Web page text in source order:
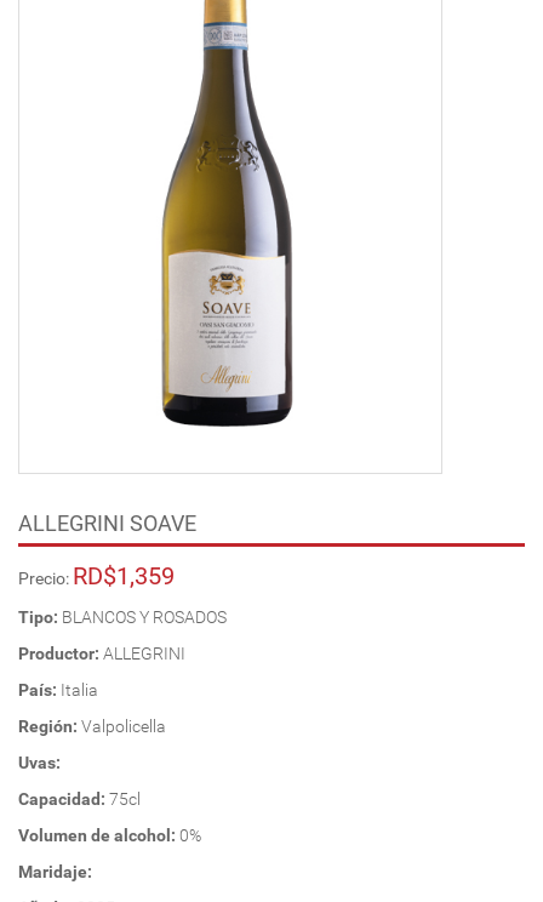
ALLEGRINI SOAVE
Precio: RD$1,359
Tipo: BLANCOS Y ROSADOS
Productor: ALLEGRINI
País: Italia
Región: Valpolicella
Uvas:
Capacidad: 75cl
Volumen de alcohol: 0%
Maridaje: